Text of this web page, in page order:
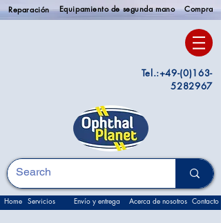
Reparación Equipamiento de segunda mano Compra
Tel.:+49-(0)163-
5282967
Home Servicios Envío y entrega Acerca de nosotros Contacto